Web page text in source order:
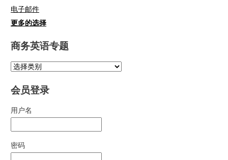
电子邮件
更多的选择
商务英语专题
会员登录
用户名
密码